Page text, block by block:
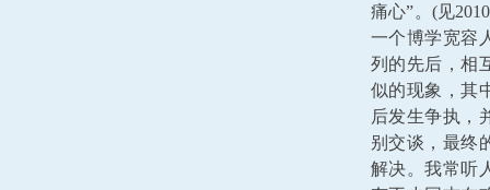
痛心”。(见
一个博学宽容
列的先后，相
似的现象，其
后发生争执，
别交谈，最终
解决。我常听